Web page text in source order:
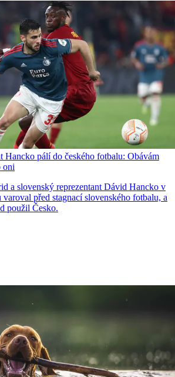
Hancko pálí do českého fotbalu: Obávám
oni
a slovenský reprezentant Dávid Hancko v
varoval před stagnací slovenského fotbalu, a
použil Česko.